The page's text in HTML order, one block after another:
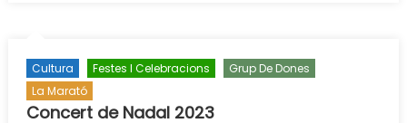
Cultura Festes I Celebracions
Grup De Dones
La Marató
Concert de Nadal 2023